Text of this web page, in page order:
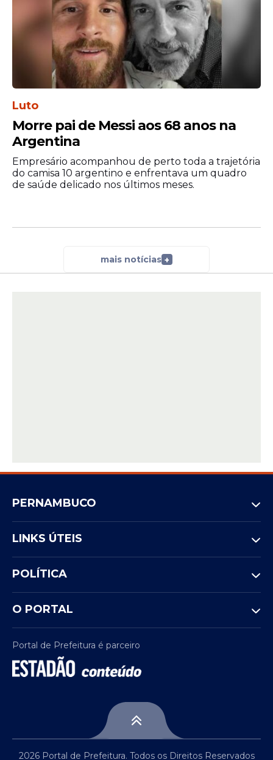
Luto
Morre pai de Messi aos 68 anos na
Argentina
Empresário acompanhou de perto toda a trajetória
do camisa 10 argentino e enfrentava um quadro
de saúde delicado nos últimos meses.
mais notícias +
PERNAMBUCO
LINKS ÚTEIS
POLÍTICA
O PORTAL
Portal de Prefeitura é parceiro
2026 Portal de Prefeitura. Todos os Direitos Reservados